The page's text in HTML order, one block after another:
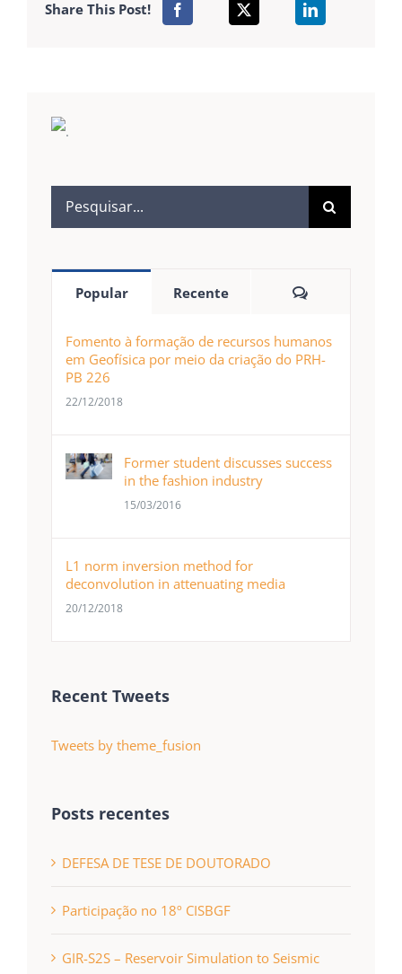
Share This Post!
.
Popular Recente
Fomento à formação de recursos humanos
em Geofísica por meio da criação do PRH-
PB 226
22/12/2018
Former student discusses success
in the fashion industry
15/03/2016
L1 norm inversion method for
deconvolution in attenuating media
20/12/2018
Recent Tweets
Tweets by theme_fusion
Posts recentes
DEFESA DE TESE DE DOUTORADO
Participação no 18º CISBGF
GIR-S2S – Reservoir Simulation to Seismic